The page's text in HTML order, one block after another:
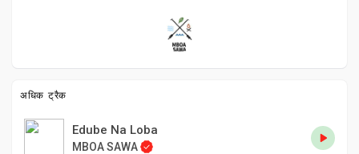
अधिक ट्रैक
Edube Na Loba
MBOA SAWA